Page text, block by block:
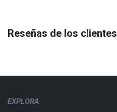
Reseñas de los clientes
EXPLORA